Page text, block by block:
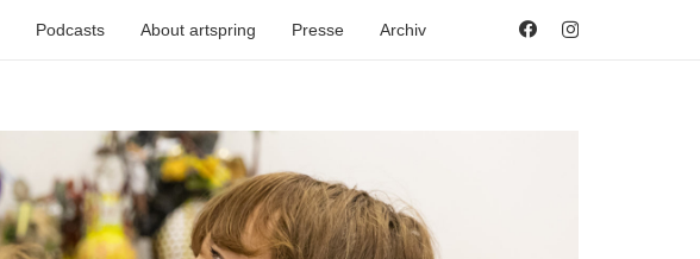
Podcasts About artspring Presse Archiv